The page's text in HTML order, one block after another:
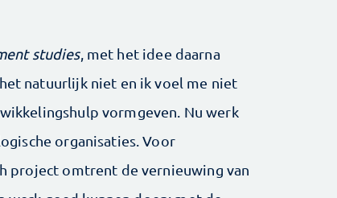
studies, met het idee daarna
natuurlijk niet en ik voel me niet
vormgeven. Nu werk
organisaties. Voor
project omtrent de vernieuwing van